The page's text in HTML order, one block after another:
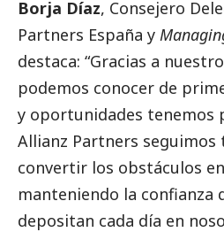
Borja Díaz, Consejero
Partners España y
destaca: “Gracias a
podemos conocer de
y oportunidades tenemos
Allianz Partners
convertir los obstáculos
manteniendo la confianza
depositan cada día en